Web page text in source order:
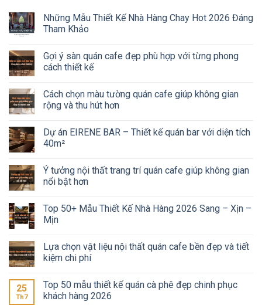
Những Mẫu Thiết Kế Nhà Hàng Chay Hot 2026 Đáng
Tham Khảo
Gợi ý sàn quán cafe đẹp phù hợp với từng phong
cách thiết kế
Cách chọn màu tường quán cafe giúp không gian
rộng và thu hút hơn
Dự án EIRENE BAR – Thiết kế quán bar với diện tích
40m²
Ý tưởng nội thất trang trí quán cafe giúp không gian
nổi bật hơn
Top 50+ Mẫu Thiết Kế Nhà Hàng 2026 Sang – Xịn –
Mịn
Lựa chọn vật liệu nội thất quán cafe bền đẹp và tiết
kiệm chi phí
25
Th7
Top 50 mẫu thiết kế quán cà phê đẹp chinh phục
khách hàng 2026